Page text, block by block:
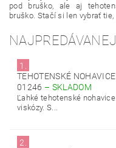
pod bruško, ale aj
bruško. Stačí si len vybrať
1.
TEHOTENSKÉ
01246 – SKLADOM
Ľahké tehotenské
viskózy. S...
2.